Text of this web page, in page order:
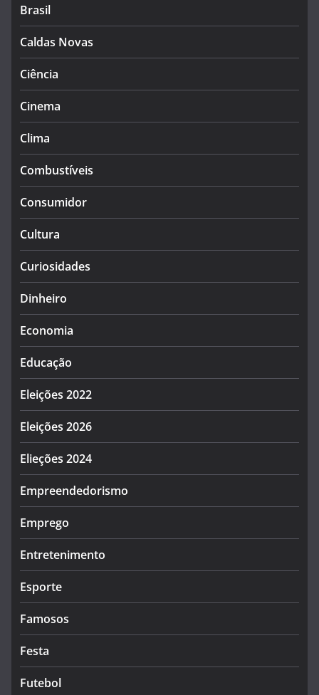
Brasil
Caldas Novas
Ciência
Cinema
Clima
Combustíveis
Consumidor
Cultura
Curiosidades
Dinheiro
Economia
Educação
Eleições 2022
Eleições 2026
Elieções 2024
Empreendedorismo
Emprego
Entretenimento
Esporte
Famosos
Festa
Futebol